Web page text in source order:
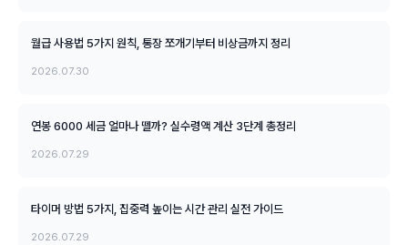
월급 사용법 5가지 원칙, 통장 쪼개기부터 비상금까지 정리
2026.07.30
연봉 6000 세금 얼마나 뗄까? 실수령액 계산 3단계 총정리
2026.07.29
타이머 방법 5가지, 집중력 높이는 시간 관리 실전 가이드
2026.07.29